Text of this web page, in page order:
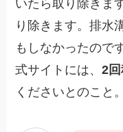
いたら取り除きま
り除きます。排水
もしなかったので
式サイトには、2
くださいとのこと。